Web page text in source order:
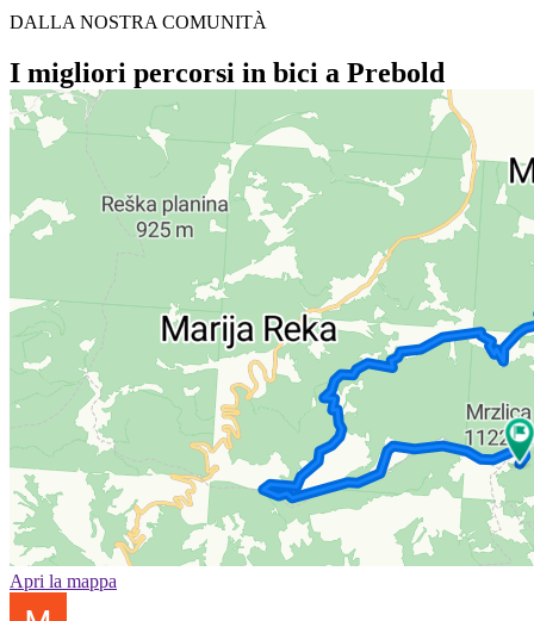
DALLA NOSTRA COMUNITÀ
I migliori percorsi in bici a Prebold
Apri la mappa